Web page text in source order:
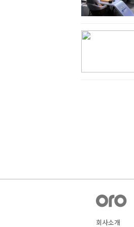
회사소개